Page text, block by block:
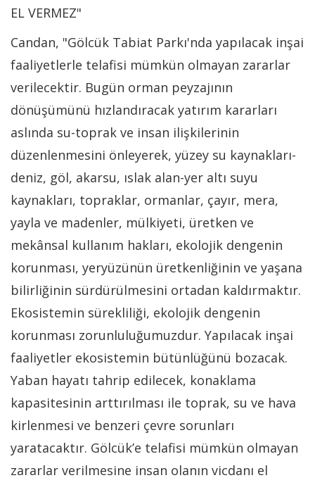
EL VERMEZ"
Candan, "Gölcük Tabiat Parkı'nda yapılacak inşai
faaliyetlerle telafisi mümkün olmayan zararlar
verilecektir. Bugün orman peyzajının
dönüşümünü hızlandıracak yatırım kararları
aslında su-toprak ve insan ilişkilerinin
düzenlenmesini önleyerek, yüzey su kaynakları-
deniz, göl, akarsu, ıslak alan-yer altı suyu
kaynakları, topraklar, ormanlar, çayır, mera,
yayla ve madenler, mülkiyeti, üretken ve
mekânsal kullanım hakları, ekolojik dengenin
korunması, yeryüzünün üretkenliğinin ve yaşana
bilirliğinin sürdürülmesini ortadan kaldırmaktır.
Ekosistemin sürekliliği, ekolojik dengenin
korunması zorunluluğumuzdur. Yapılacak inşai
faaliyetler ekosistemin bütünlüğünü bozacak.
Yaban hayatı tahrip edilecek, konaklama
kapasitesinin arttırılması ile toprak, su ve hava
kirlenmesi ve benzeri çevre sorunları
yaratacaktır. Gölcük’e telafisi mümkün olmayan
zararlar verilmesine insan olanın vicdanı el